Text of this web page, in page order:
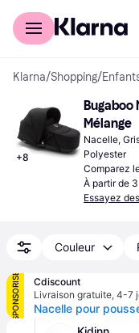
Acheter avec Klarna
Klarna/Shopping/
+8
Bugaboo
Mélange
Nacelle,
Polyester
Comparez
À partir de
Essayez
Couleur
SPONSORISÉ
Cdiscount
Livraison gratuite, 4-7